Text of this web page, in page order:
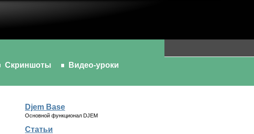
Скриншоты
Видео-уроки
Djem Base
Основной функционал DJEM
Статьи